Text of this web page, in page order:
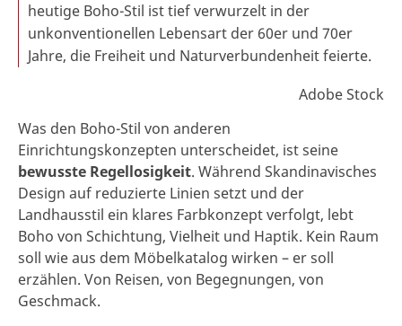
heutige Boho-Stil ist tief verwurzelt in der
unkonventionellen Lebensart der 60er und 70er
Jahre, die Freiheit und Naturverbundenheit feierte.
Adobe Stock
Was den Boho-Stil von anderen
Einrichtungskonzepten unterscheidet, ist seine
bewusste Regellosigkeit. Während Skandinavisches
Design auf reduzierte Linien setzt und der
Landhausstil ein klares Farbkonzept verfolgt, lebt
Boho von Schichtung, Vielheit und Haptik. Kein Raum
soll wie aus dem Möbelkatalog wirken – er soll
erzählen. Von Reisen, von Begegnungen, von
Geschmack.